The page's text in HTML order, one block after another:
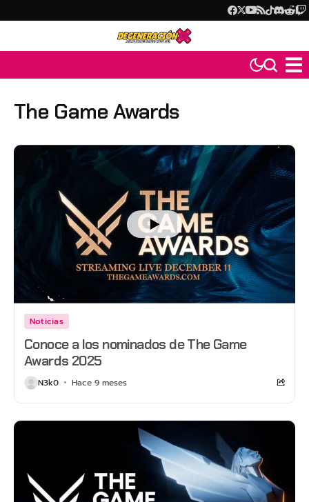
The Game Awards
Noticias
Conoce a los nominados de The Game
Awards 2025
N3k0 Hace 9 meses